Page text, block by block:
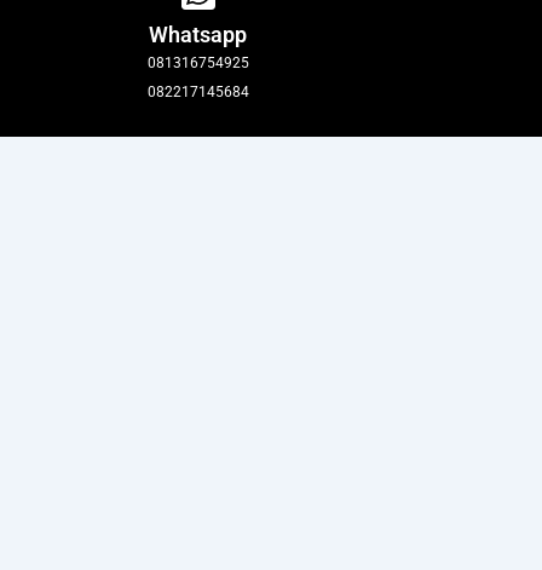
Whatsapp
081316754925
082217145684